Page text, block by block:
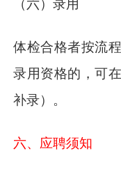
（六）录用
体检合格者按流
录用资格的，可
补录）。
六、应聘须知